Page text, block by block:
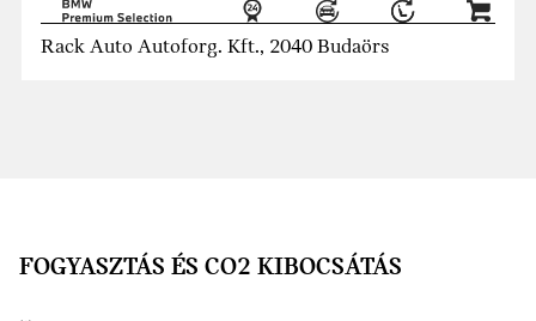
Rack Auto Autoforg. Kft., 2040 Budaörs
FOGYASZTÁS ÉS CO2 KIBOCSÁTÁS